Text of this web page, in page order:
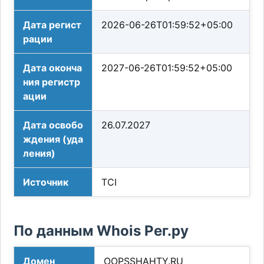
Дата регист
рации
2026-06-26T01:59:52+05:00
Дата оконча
ния регистр
ации
2027-06-26T01:59:52+05:00
Дата освобо
ждения (уда
ления)
26.07.2027
Источник TCI
По данным Whois Рег.ру
Домен OOPSSHAHTY.RU